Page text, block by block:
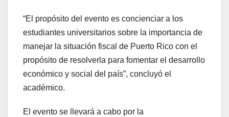
“El propósito del evento es concienciar a los
estudiantes universitarios sobre la importancia de
manejar la situación fiscal de Puerto Rico con el
propósito de resolverla para fomentar el desarrollo
económico y social del país”, concluyó el
académico.
El evento se llevará a cabo por la